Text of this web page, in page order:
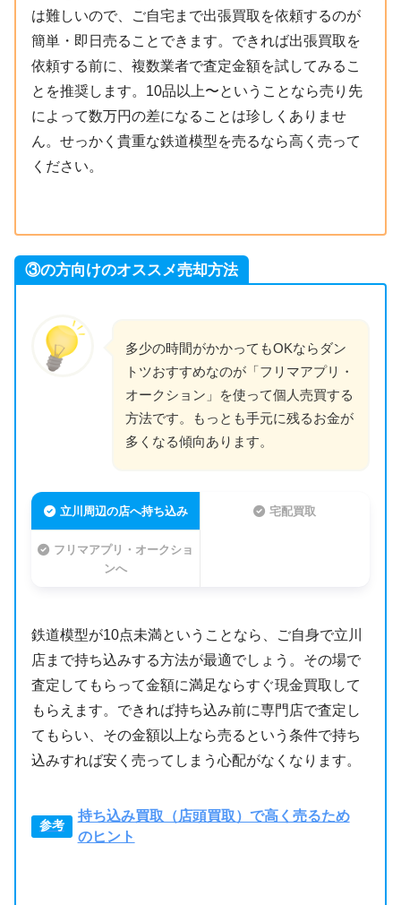
は難しいので、ご自宅まで出張買取を依頼するのが
簡単・即日売ることできます。できれば出張買取を
依頼する前に、複数業者で査定金額を試してみるこ
とを推奨します。10品以上〜ということなら売り先
によって数万円の差になることは珍しくありませ
ん。せっかく貴重な鉄道模型を売るなら高く売って
ください。
③の方向けのオススメ売却方法
多少の時間がかかってもOKならダン
トツおすすめなのが「フリマアプリ・
オークション」を使って個人売買する
方法です。もっとも手元に残るお金が
多くなる傾向あります。
立川周辺の店へ持ち込み 宅配買取
フリマアプリ・オークショ
ンへ
鉄道模型が10点未満ということなら、ご自身で立川
店まで持ち込みする方法が最適でしょう。その場で
査定してもらって金額に満足ならすぐ現金買取して
もらえます。できれば持ち込み前に専門店で査定し
てもらい、その金額以上なら売るという条件で持ち
込みすれば安く売ってしまう心配がなくなります。
持ち込み買取（店頭買取）で高く売るため
のヒント